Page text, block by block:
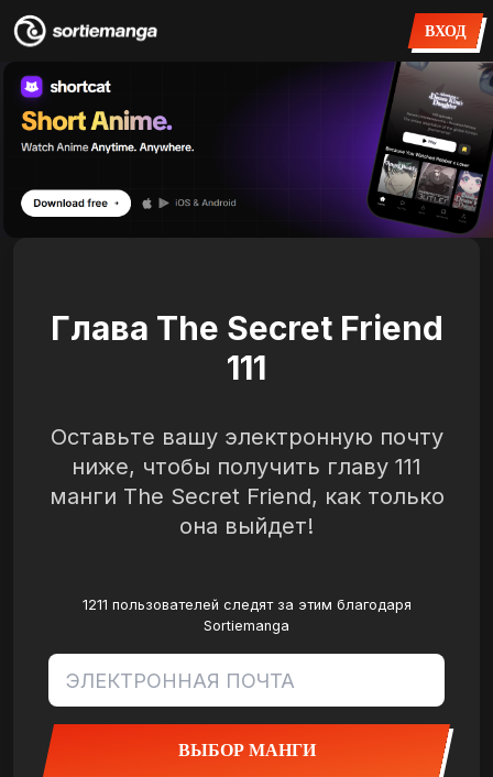
ВХОД
Глава The Secret Friend
111
Оставьте вашу электронную почту
ниже, чтобы получить главу 111
манги The Secret Friend, как только
она выйдет!
1211 пользователей следят за этим благодаря
Sortiemanga
ВЫБОР МАНГИ